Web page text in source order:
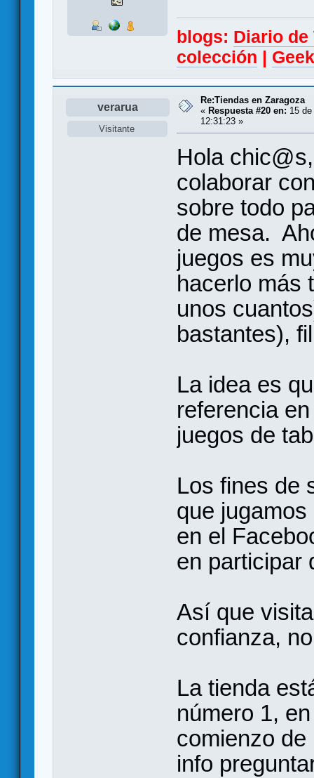
blogs: Diario
colección |
verarua
Visitante
Re:Tiendas en Zaragoza
« Respuesta #20 en: 15
12:31:23 »
Hola
colaborar
sobre todo
de mesa.
juegos es
hacerlo más
unos
bastantes),
La idea es
referencia
juegos de
Los fines de
que
en el
en participar
Así que
confianza,
La tienda
número 1,
comienzo
info